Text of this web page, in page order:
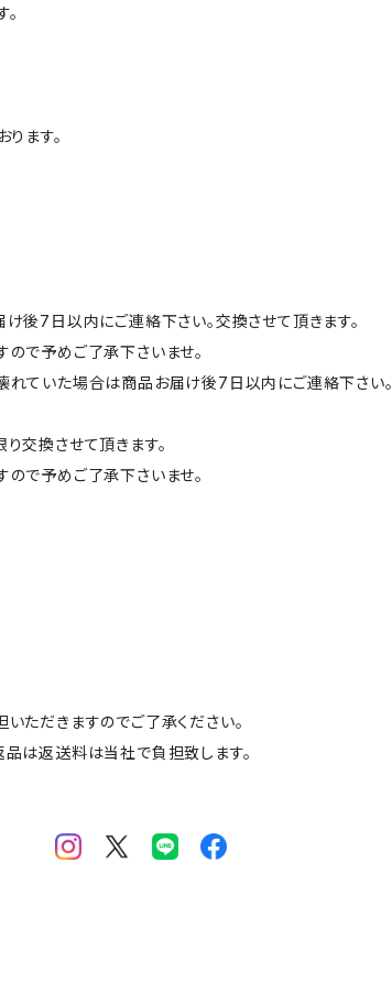
ます。
後7日以内にご連絡下さい。交換させて頂きます。
で予めご了承下さいませ。
ていた場合は商品お届け後7日以内にご連絡下さい。
交換させて頂きます。
で予めご了承下さいませ。
ただきますのでご了承ください。
は返送料は当社で負担致します。